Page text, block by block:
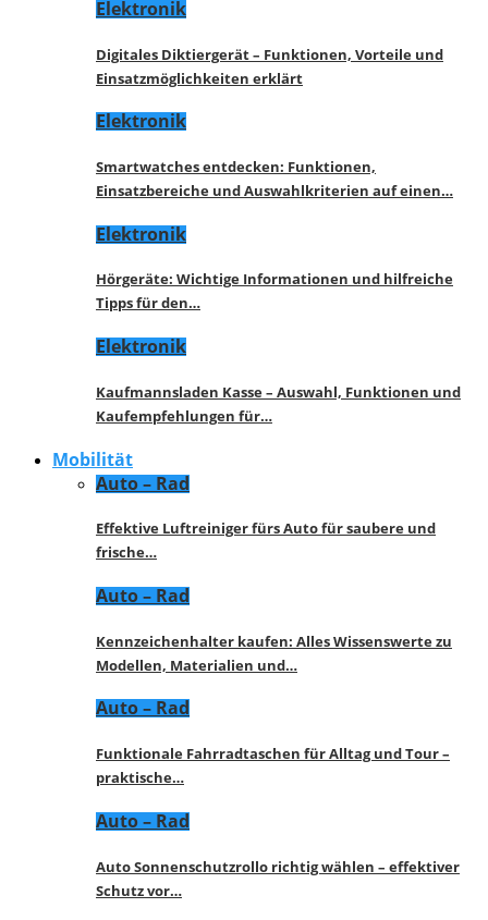
Elektronik
Digitales Diktiergerät – Funktionen, Vorteile und
Einsatzmöglichkeiten erklärt
Elektronik
Smartwatches entdecken: Funktionen,
Einsatzbereiche und Auswahlkriterien auf einen…
Elektronik
Hörgeräte: Wichtige Informationen und hilfreiche
Tipps für den…
Elektronik
Kaufmannsladen Kasse – Auswahl, Funktionen und
Kaufempfehlungen für…
Mobilität
Auto – Rad
Effektive Luftreiniger fürs Auto für saubere und
frische…
Auto – Rad
Kennzeichenhalter kaufen: Alles Wissenswerte zu
Modellen, Materialien und…
Auto – Rad
Funktionale Fahrradtaschen für Alltag und Tour –
praktische…
Auto – Rad
Auto Sonnenschutzrollo richtig wählen – effektiver
Schutz vor…